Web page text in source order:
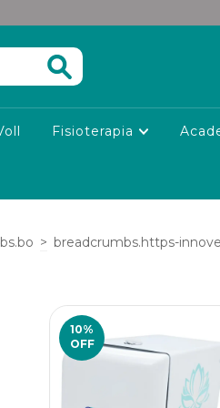
Fisioterapia
> breadcrumbs.https-
10%
OFF